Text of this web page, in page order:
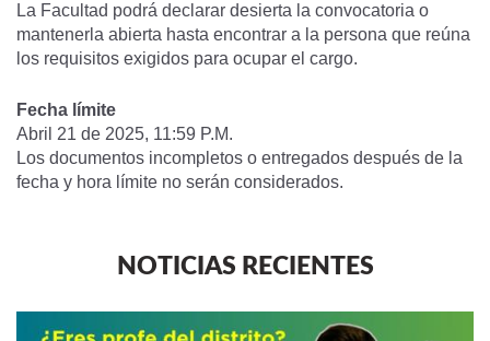
La Facultad podrá declarar desierta la convocatoria o
mantenerla abierta hasta encontrar a la persona que reúna
los requisitos exigidos para ocupar el cargo.
Fecha límite
Abril 21 de 2025, 11:59 P.M.
Los documentos incompletos o entregados después de la
fecha y hora límite no serán considerados.
NOTICIAS RECIENTES